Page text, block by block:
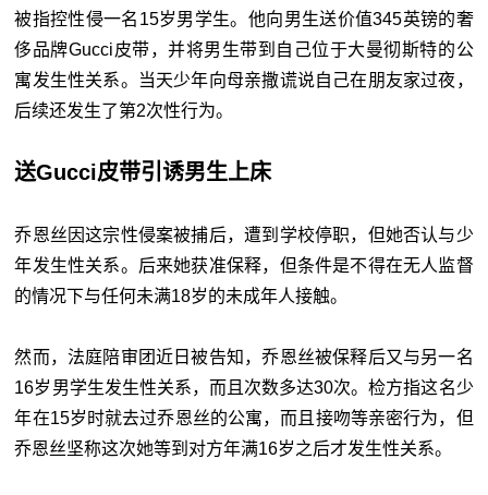
被指控性侵一名15岁男学生。他向男生送价值345英镑的奢
侈品牌Gucci皮带，并将男生带到自己位于大曼彻斯特的公
寓发生性关系。当天少年向母亲撒谎说自己在朋友家过夜，
后续还发生了第2次性行为。
送Gucci皮带引诱男生上床
乔恩丝因这宗性侵案被捕后，遭到学校停职，但她否认与少
年发生性关系。后来她获准保释，但条件是不得在无人监督
的情况下与任何未满18岁的未成年人接触。
然而，法庭陪审团近日被告知，乔恩丝被保释后又与另一名
16岁男学生发生性关系，而且次数多达30次。检方指这名少
年在15岁时就去过乔恩丝的公寓，而且接吻等亲密行为，但
乔恩丝坚称这次她等到对方年满16岁之后才发生性关系。